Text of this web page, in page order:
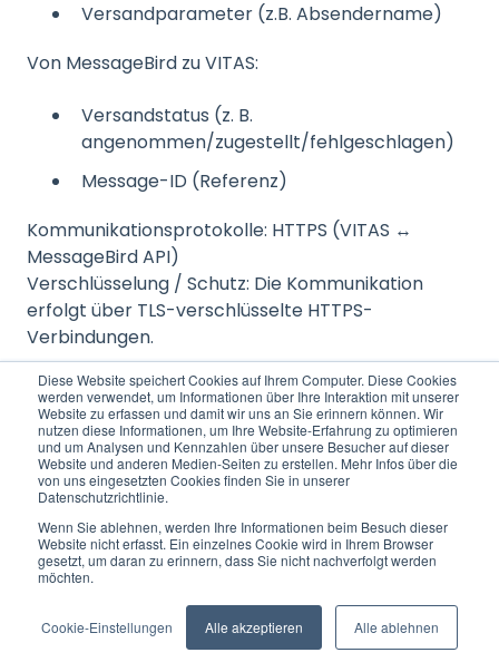
Diese Website speichert Cookies auf Ihrem Computer. Diese Cookies
werden verwendet, um Informationen über Ihre Interaktion mit unserer
Website zu erfassen und damit wir uns an Sie erinnern können. Wir
nutzen diese Informationen, um Ihre Website-Erfahrung zu optimieren
und um Analysen und Kennzahlen über unsere Besucher auf dieser
Website und anderen Medien-Seiten zu erstellen. Mehr Infos über die
von uns eingesetzten Cookies finden Sie in unserer
Datenschutzrichtlinie.
Wenn Sie ablehnen, werden Ihre Informationen beim Besuch dieser
Website nicht erfasst. Ein einzelnes Cookie wird in Ihrem Browser
gesetzt, um daran zu erinnern, dass Sie nicht nachverfolgt werden
möchten.
Cookie-Einstellungen Alle akzeptieren Alle ablehnen
Versandparameter (z.B. Absendername)
Von MessageBird zu VITAS:
Versandstatus (z. B.
angenommen/zugestellt/fehlgeschlagen)
Message-ID (Referenz)
Kommunikationsprotokolle: HTTPS (VITAS ↔
MessageBird API)
Verschlüsselung / Schutz: Die Kommunikation
erfolgt über TLS-verschlüsselte HTTPS-
Verbindungen.
5.6 Rapidmail (VITAS Plattform ↔ Rapidmail)
Rapidmail wird in der VITAS Plattform als externer
Versanddienst für
eingesetzt. Darüber können einerseits
Nachrichtenmanuellaus dem VITAS Messenger
heraus versendet werden (z. B. durch
Mitarbeitende), andererseits können E-Mails auch
automatisiertim Rahmen konfigurierte Prozesse
oder Bot-Abläufe ausgelöst werden. Zusätzlich